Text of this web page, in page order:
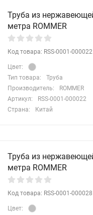
Труба из
метра ROMMER
Код товара: RSS-0001-000022
Цвет:
Тип товара:
Труба
Производитель:
ROMMER
Артикул:
RSS-0001-000022
Страна:
Китай
Труба из
метра ROMMER
Код товара: RSS-0001-000028
Цвет: